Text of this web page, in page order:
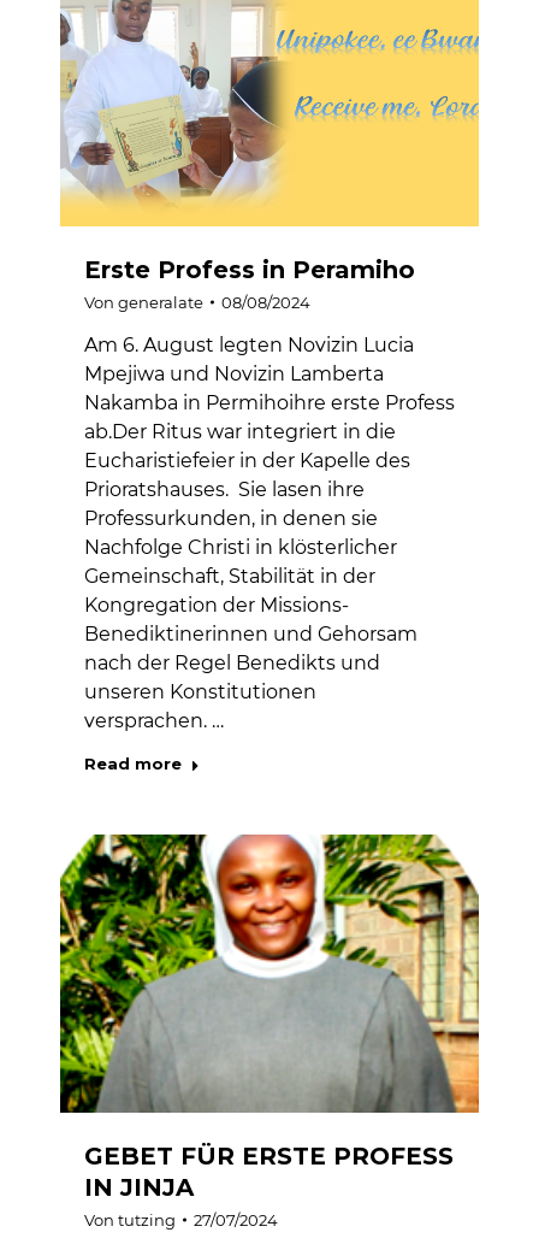
Erste Profess in Peramiho
Von generalate 08/08/2024
Am 6. August legten Novizin Lucia
Mpejiwa und Novizin Lamberta
Nakamba in Permihoihre erste Profess
ab.Der Ritus war integriert in die
Eucharistiefeier in der Kapelle des
Prioratshauses. Sie lasen ihre
Professurkunden, in denen sie
Nachfolge Christi in klösterlicher
Gemeinschaft, Stabilität in der
Kongregation der Missions-
Benediktinerinnen und Gehorsam
nach der Regel Benedikts und
unseren Konstitutionen
versprachen. …
Read more
GEBET FÜR ERSTE PROFESS
IN JINJA
Von tutzing 27/07/2024